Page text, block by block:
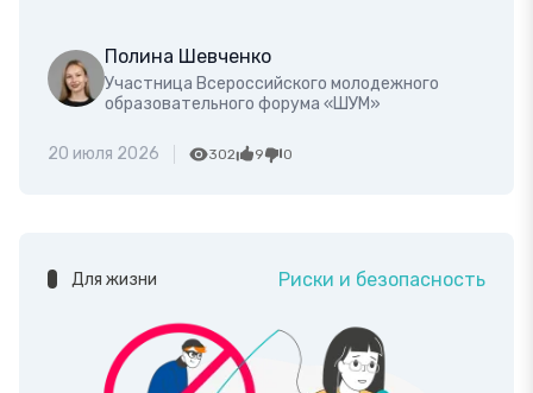
Полина Шевченко
Участница Всероссийского молодежного
образовательного форума «ШУМ»
20 июля 2026 302 9 0
Для жизни Риски и безопасность